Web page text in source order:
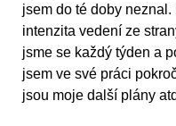
jsem do té doby
intenzita vedení ze
jsme se každý týden a
jsem ve své práci
jsou moje další plány